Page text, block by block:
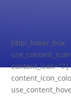
[dipi_hover_box